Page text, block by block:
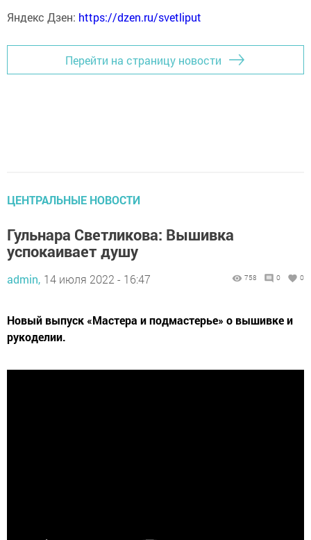
Яндекс Дзен: https://dzen.ru/svetliput
Перейти на страницу новости
ЦЕНТРАЛЬНЫЕ НОВОСТИ
Гульнара Светликова: Вышивка
успокаивает душу
admin, 14 июля 2022 - 16:47 758 0 0
Новый выпуск «Мастера и подмастерье» о вышивке и
рукоделии.